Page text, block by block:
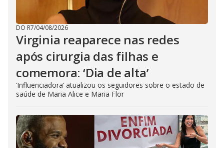
DO R7/04/08/2026
Virginia reaparece nas redes
após cirurgia das filhas e
comemora: ‘Dia de alta’
‘Influenciadora’ atualizou os seguidores sobre o estado de
saúde de Maria Alice e Maria Flor